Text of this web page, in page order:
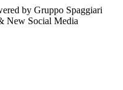
by Gruppo Spaggiari
New Social Media